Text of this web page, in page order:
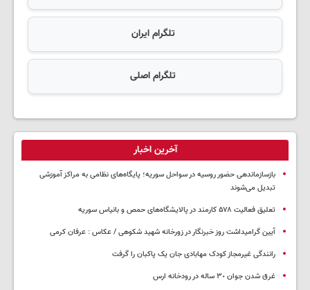
تلگرام ایران
تلگرام اصلی
آخرین اخبار
بازسازماندهی حضور روسیه در سواحل سوریه؛ پایگاه‌های نظامی به مراکز آموزشی
تبدیل می‌شوند
تعلیق فعالیت ۵۷۸ کارمند در پالایشگاه‌های حمص و بانیاس سوریه
آیین گرامیداشت روز خبرنگار در زورخانه شهید شکوهی / عکاس : عرفان کرمی
رانندگی غیرمجاز کودک مهابادی جان یک پاکبان را گرفت
غرق شدن جوان ٣٠ ساله در رودخانه ارس